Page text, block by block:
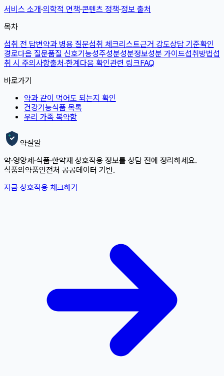
서비스 소개·의학적 면책·콘텐츠 정책·정보 출처
목차
섭취 전 답변약과 병용 질문섭취 체크리스트근거 강도상담 기준확인
경로다음 질문품질 신호기능성주성분성분정보성분 가이드섭취방법섭
취 시 주의사항출처·한계다음 확인관련 링크FAQ
바로가기
약과 같이 먹어도 되는지 확인
건강기능식품 목록
우리 가족 복약함
약잘알
약·영양제·식품·한약재 상호작용 정보를 상담 전에 정리하세요.
식품의약품안전처 공공데이터 기반.
지금 상호작용 체크하기